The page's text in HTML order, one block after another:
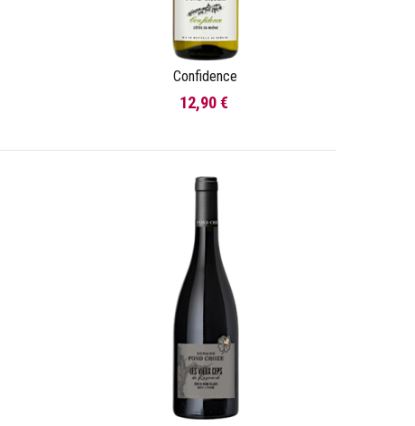
Ajouter au panier
Confidence
12,90 €